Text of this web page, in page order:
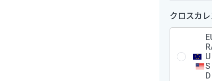
クロスカレ
U
S
D